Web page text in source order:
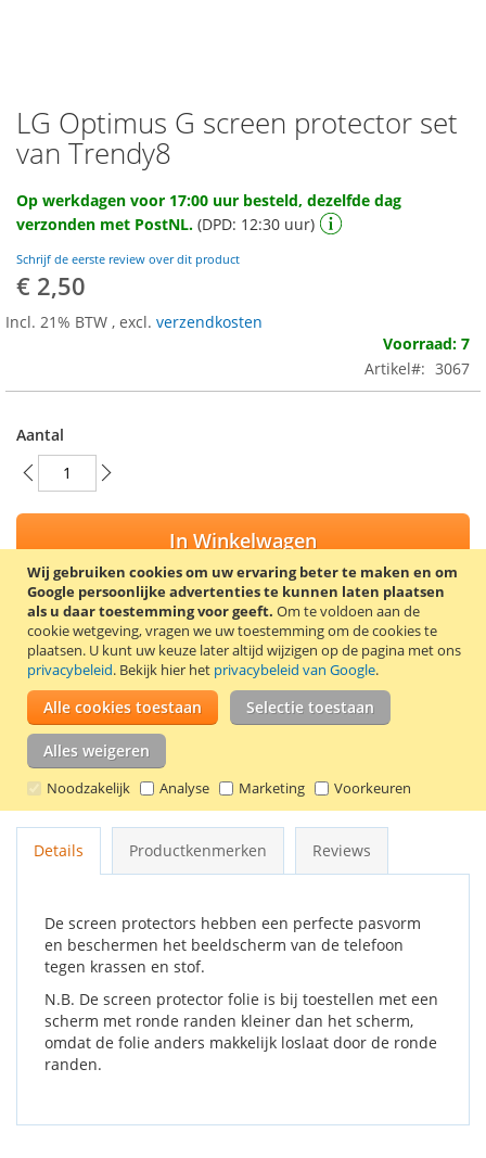
Wij gebruiken cookies om uw ervaring beter te maken en om
Google persoonlijke advertenties te kunnen laten plaatsen
als u daar toestemming voor geeft. Om te voldoen aan de
cookie wetgeving, vragen we uw toestemming om de cookies te
plaatsen. U kunt uw keuze later altijd wijzigen op de pagina met ons
privacybeleid. Bekijk hier het privacybeleid van Google.
Alle cookies toestaan Selectie toestaan
Alles weigeren
Noodzakelijk Analyse Marketing Voorkeuren
Ga
naar
het
van
de
gallerij
LG Optimus G screen protector set
van Trendy8
Op werkdagen voor 17:00 uur besteld, dezelfde dag
verzonden met PostNL. (DPD: 12:30 uur)
Schrijf de eerste review over dit product
€ 2,50
Incl. 21% BTW , excl. verzendkosten
Voorraad: 7
Artikel
3067
Aantal
In Winkelwagen
VOEG TOE AAN VERLANGLIJST
TOEVOEGEN OM TE VERGELIJKEN
Trendy8 screen protector set voor de LG Optimus G E971,
E973 en E975. De set bevat 2 screen protectors, een
schoonmaakdoekje en een kaartje om luchtbellen onder de
screen protector te verwijderen.
Details Productkenmerken Reviews
De screen protectors hebben een perfecte pasvorm
en beschermen het beeldscherm van de telefoon
tegen krassen en stof.
N.B. De screen protector folie is bij toestellen met een
scherm met ronde randen kleiner dan het scherm,
omdat de folie anders makkelijk loslaat door de ronde
randen.